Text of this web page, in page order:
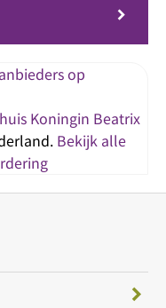
Koningin Beatrix
Bekijk alle